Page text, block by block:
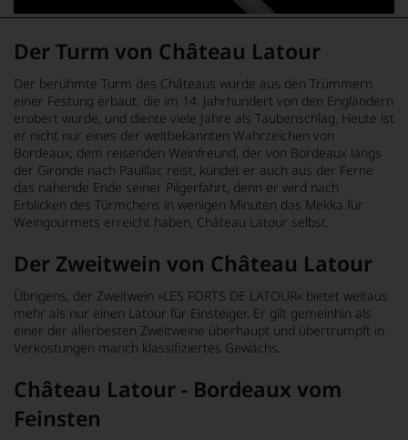
Der Turm von Château Latour
Der berühmte Turm des Châteaus wurde aus den Trümmern
einer Festung erbaut, die im 14. Jahrhundert von den Engländern
erobert wurde, und diente viele Jahre als Taubenschlag. Heute ist
er nicht nur eines der weltbekannten Wahrzeichen von
Bordeaux, dem reisenden Weinfreund, der von Bordeaux längs
der Gironde nach Pauillac reist, kündet er auch aus der Ferne
das nahende Ende seiner Pilgerfahrt, denn er wird nach
Erblicken des Türmchens in wenigen Minuten das Mekka für
Weingourmets erreicht haben, Château Latour selbst.
Der Zweitwein von Château Latour
Übrigens, der Zweitwein »LES FORTS DE LATOUR« bietet weitaus
mehr als nur einen Latour für Einsteiger. Er gilt gemeinhin als
einer der allerbesten Zweitweine überhaupt und übertrumpft in
Verkostungen manch klassifiziertes Gewächs.
Château Latour - Bordeaux vom
Feinsten